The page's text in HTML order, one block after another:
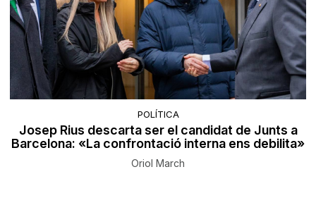
POLÍTICA
Josep Rius descarta ser el candidat de Junts a
Barcelona: «La confrontació interna ens debilita»
Oriol March